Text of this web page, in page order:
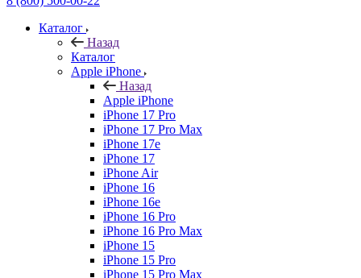
Каталог
Назад
Каталог
Apple iPhone
Назад
Apple iPhone
iPhone 17 Pro
iPhone 17 Pro Max
iPhone 17e
iPhone 17
iPhone Air
iPhone 16
iPhone 16e
iPhone 16 Pro
iPhone 16 Pro Max
iPhone 15
iPhone 15 Pro
iPhone 15 Pro Max